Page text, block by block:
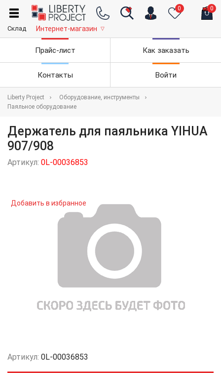
0 0
Склад Интернет-магазин ▽
Прайс-лист Как заказать
Контакты Войти
Liberty Project
Оборудование, инструменты
Паяльное оборудование
Держатель для паяльника YIHUA
907/908
Артикул: 0L-00036853
Добавить в избранное
Артикул: 0L-00036853